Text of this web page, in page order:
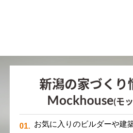
新潟の家づくり
Mockhouse(モ
お気に入りのビルダーや建